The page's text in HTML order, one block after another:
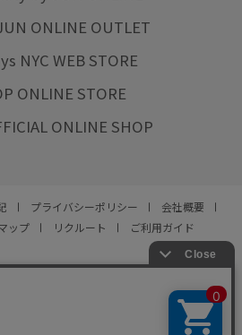
ONLINE OUTLET
NYC WEB STORE
ONLINE STORE
ONLINE SHOP
プライバシーポリシー
会社概要
ップ リクルート ご利用ガイド
ALL RIGHTS RESERVED.